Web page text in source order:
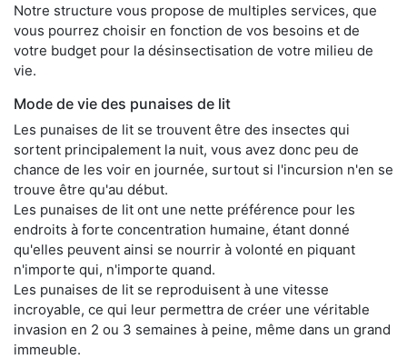
Notre structure vous propose de multiples services, que
vous pourrez choisir en fonction de vos besoins et de
votre budget pour la désinsectisation de votre milieu de
vie.
Mode de vie des punaises de lit
Les punaises de lit se trouvent être des insectes qui
sortent principalement la nuit, vous avez donc peu de
chance de les voir en journée, surtout si l'incursion n'en se
trouve être qu'au début.
Les punaises de lit ont une nette préférence pour les
endroits à forte concentration humaine, étant donné
qu'elles peuvent ainsi se nourrir à volonté en piquant
n'importe qui, n'importe quand.
Les punaises de lit se reproduisent à une vitesse
incroyable, ce qui leur permettra de créer une véritable
invasion en 2 ou 3 semaines à peine, même dans un grand
immeuble.